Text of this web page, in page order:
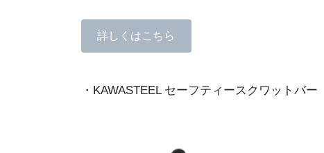
詳しくはこちら
・KAWASTEEL セーフティースクワットバー